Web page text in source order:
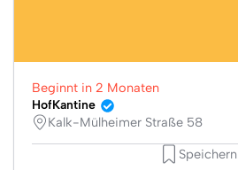
Beginnt in 2 Monaten
HofKantine
Kalk-Mülheimer Straße 58
Speichern